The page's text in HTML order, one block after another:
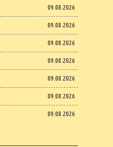
09.08.2026
09.08.2026
09.08.2026
09.08.2026
09.08.2026
09.08.2026
09.08.2026